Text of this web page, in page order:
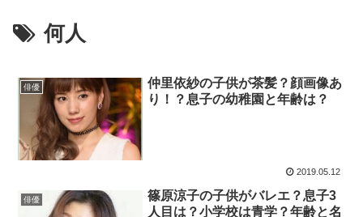
何人
俳優
仲里依紗の子供が茶髪？顔画像あ
り！？息子の幼稚園と年齢は？
2019.05.12
俳優
篠原涼子の子供がバレエ？息子3
人目は？小学校は青学？年齢と名